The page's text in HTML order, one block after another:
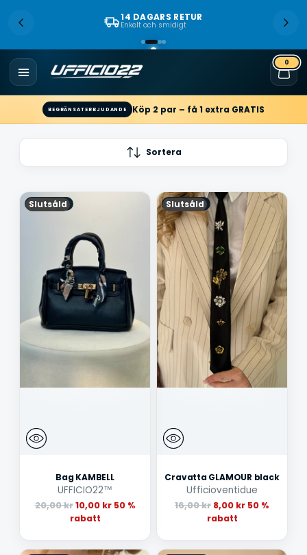
14 DAGARS RETUR
Enkelt och smidigt
0
BEGRÄNSAT ERBJUDANDE Köp 2 par – få 1 extra GRATIS
Sortera
Slutsåld
Bag KAMBELL
UFFICIO22™
Ordinarie
20,00 kr10,00 kr 50 %
rabatt
Slutsåld
Cravatta GLAMOUR black
Ufficioventidue
Ordinarie
16,00 kr 8,00 kr 50 %
rabatt